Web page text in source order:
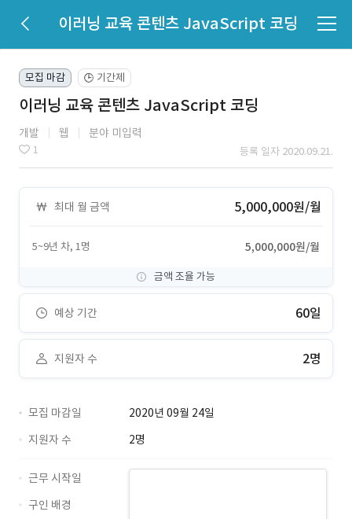
이러닝 교육 콘텐츠 JavaScript 코딩
모집 마감 🕒 기간제
이러닝 교육 콘텐츠 JavaScript 코딩
개발 웹 분야 미입력
1 등록 일자 2020.09.21.
최대 월 금액 5,000,000원/월
5~9년 차, 1명 5,000,000원/월
금액 조율 가능
예상 기간 60일
지원자 수 2명
모집 마감일
2020년 09월 24일
지원자 수
2명
근무 시작일
구인 배경